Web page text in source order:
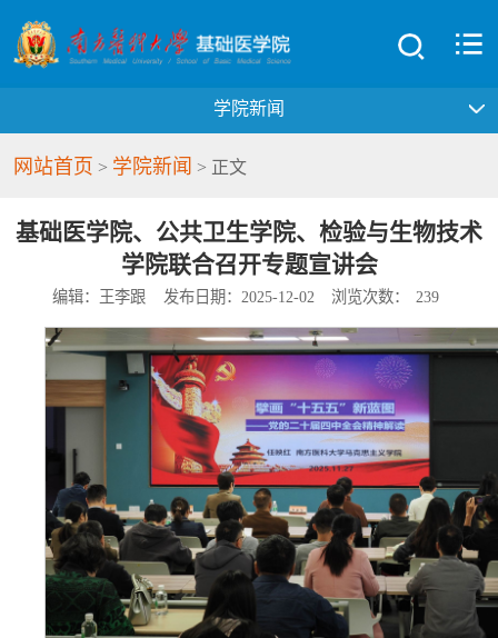
学院新闻
网站首页 > 学院新闻 > 正文
基础医学院、公共卫生学院、检验与生物技术
学院联合召开专题宣讲会
编辑：王李跟 发布日期：2025-12-02 浏览次数： 239